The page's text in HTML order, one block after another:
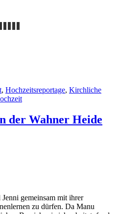
, Hochzeitsreportage, Kirchliche
der Wahner Heide
gemeinsam mit ihrer
zu dürfen. Da Manu